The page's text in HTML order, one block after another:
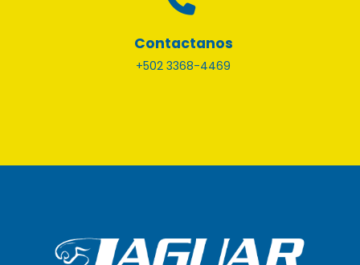
Contactanos
+502 3368-4469